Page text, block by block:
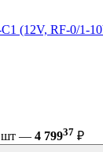
(12V, RF-0/1-
шт — 4 79937 ₽